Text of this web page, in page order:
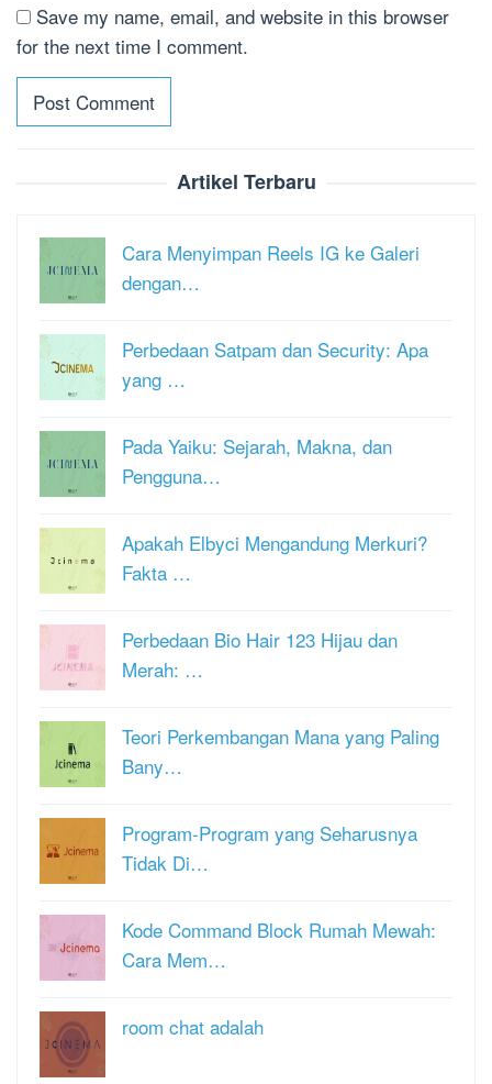
Save my name, email, and website in this browser
for the next time I comment.
Artikel Terbaru
Cara Menyimpan Reels IG ke Galeri
dengan…
Perbedaan Satpam dan Security: Apa
yang …
Pada Yaiku: Sejarah, Makna, dan
Pengguna…
Apakah Elbyci Mengandung Merkuri?
Fakta …
Perbedaan Bio Hair 123 Hijau dan
Merah: …
Teori Perkembangan Mana yang Paling
Bany…
Program-Program yang Seharusnya
Tidak Di…
Kode Command Block Rumah Mewah:
Cara Mem…
room chat adalah